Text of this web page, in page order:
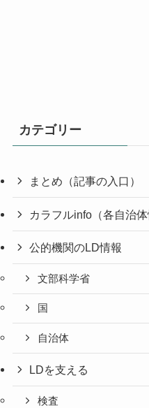
カテゴリー
まとめ（記事の入口）
カラフルinfo（各自治体
公的機関のLD情報
文部科学省
国
自治体
LDを支える
検査